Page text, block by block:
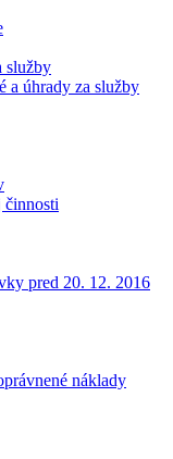
služby
a úhrady za služby
činnosti
pred 20. 12. 2016
náklady